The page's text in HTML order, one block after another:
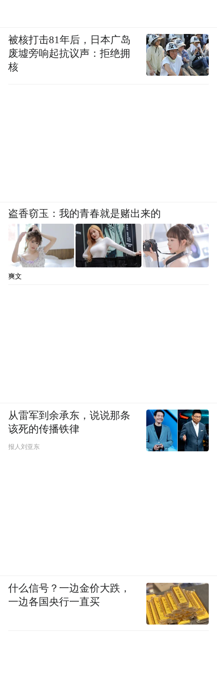
被核打击81年后，日本广岛
废墟旁响起抗议声：拒绝拥
核
盗香窃玉：我的青春就是赌出来的
爽文
从雷军到余承东，说说那条
该死的传播铁律
报人刘亚东
什么信号？一边金价大跌，
一边各国央行一直买